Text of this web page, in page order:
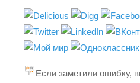
Если заметили ошибку,